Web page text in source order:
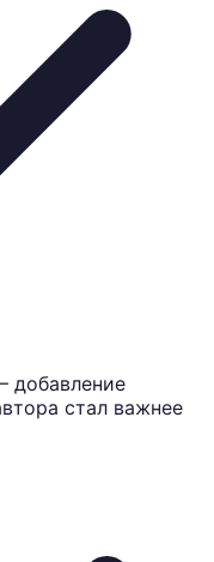
добавление
стал важнее